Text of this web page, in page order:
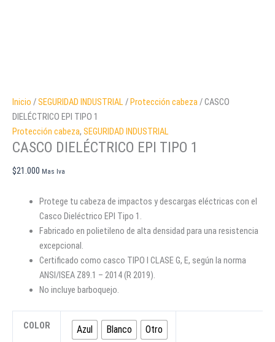
Inicio /SEGURIDAD INDUSTRIAL/Protección cabeza/ CASCO
DIELÉCTRICO EPI TIPO 1
Protección cabeza, SEGURIDAD INDUSTRIAL
CASCO DIELÉCTRICO EPI TIPO 1
$21.000 Mas Iva
Protege tu cabeza de impactos y descargas eléctricas con el
Casco Dieléctrico EPI Tipo 1.
Fabricado en polietileno de alta densidad para una resistencia
excepcional.
Certificado como casco TIPO I CLASE G, E, según la norma
ANSI/ISEA Z89.1 – 2014 (R 2019).
No incluye barboquejo.
COLOR Azul Blanco Otro